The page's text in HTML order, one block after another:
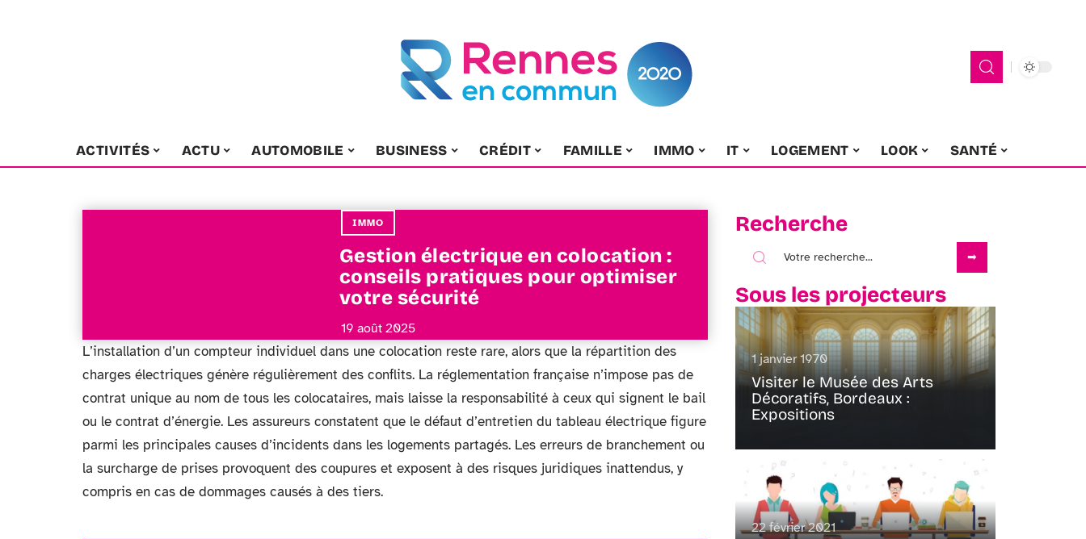
ACTIVITÉS ACTU AUTOMOBILE BUSINESS CRÉDIT FAMILLE IMMO IT LOGEMENT LOOK SANTÉ
IMMO
Gestion électrique en colocation :
conseils pratiques pour optimiser
votre sécurité
19 août 2025
L’installation d’un compteur individuel dans une colocation reste rare, alors que la répartition des
charges électriques génère régulièrement des conflits. La réglementation française n’impose pas de
contrat unique au nom de tous les colocataires, mais laisse la responsabilité à ceux qui signent le bail
ou le contrat d’énergie. Les assureurs constatent que le défaut d’entretien du tableau électrique figure
parmi les principales causes d’incidents dans les logements partagés. Les erreurs de branchement ou
la surcharge de prises provoquent des coupures et exposent à des risques juridiques inattendus, y
compris en cas de dommages causés à des tiers.
Recherche
Sous les projecteurs
1 janvier 1970
Visiter le Musée des Arts
Décoratifs, Bordeaux :
Expositions
22 février 2021